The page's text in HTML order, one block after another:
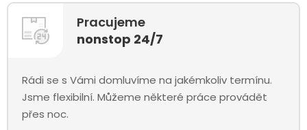
Pracujeme
nonstop 24/7
Rádi se s Vámi domluvíme na jakémkoliv termínu.
Jsme flexibilní. Můžeme některé práce provádět
přes noc.